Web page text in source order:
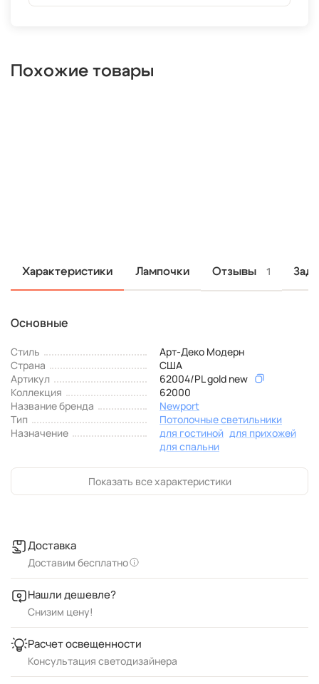
Похожие товары
Характеристики Лампочки Отзывы 1
Основные
Стиль
Арт-Деко Модерн
Страна
США
Артикул
62004/PL gold new
Коллекция
62000
Название бренда
Newport
Тип
Потолочные светильники
Назначение
для гостиной для прихожей
для спальни
Показать все характеристики
Доставка
Доставим бесплатно
Нашли дешевле?
Снизим цену!
Расчет освещенности
Консультация светодизайнера